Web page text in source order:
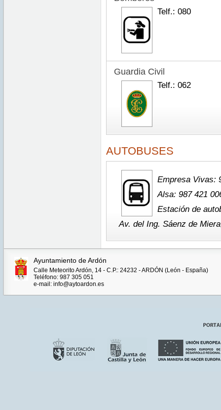
Telf.: 080
Guardia Civil
Telf.: 062
AUTOBUSES
Empresa Vivas:
Alsa: 987 421
Estación de
Av. del Ing. Sáenz de
Ayuntamiento de Ardón
Calle Meteorito Ardón, 14 - C.P.: 24232 - ARDÓN (León - España)
Teléfono: 987 305 051
e-mail: info@aytoardon.es